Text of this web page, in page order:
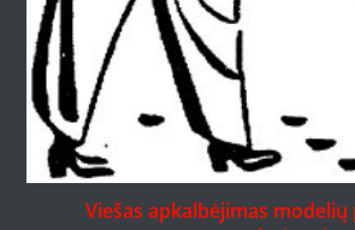
Viešas apkalbėjimas modelių